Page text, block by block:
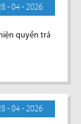
- 04 - 2026
quyền trả
- 04 - 2026